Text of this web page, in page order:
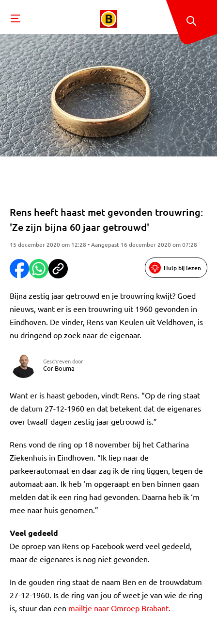
Rens heeft haast met gevonden trouwring:
'Ze zijn bijna 60 jaar getrouwd'
15 december 2020 om 12:28 • Aangepast 16 december 2020 om 07:28
Hulp bij lezen
Bijna zestig jaar getrouwd en je trouwring kwijt? Goed
nieuws, want er is een trouwring uit 1960 gevonden in
Eindhoven. De vinder, Rens van Keulen uit Veldhoven, is
nu dringend op zoek naar de eigenaar.
Geschreven door
Cor Bouma
Want er is haast geboden, vindt Rens. “Op de ring staat
de datum 27-12-1960 en dat betekent dat de eigenares
over twaalf dagen zestig jaar getrouwd is.”
Rens vond de ring op 18 november bij het Catharina
Ziekenhuis in Eindhoven. “Ik liep naar de
parkeerautomaat en daar zag ik de ring liggen, tegen de
automaat aan. Ik heb ‘m opgeraapt en ben binnen gaan
melden dat ik een ring had gevonden. Daarna heb ik ‘m
mee naar huis genomen.”
Veel gedeeld
De oproep van Rens op Facebook werd veel gedeeld,
maar de eigenares is nog niet gevonden.
In de gouden ring staat de naam Ben en de trouwdatum
27-12-1960. Is de ring van jou of weet je van wie de ring
is, stuur dan een mailtje naar Omroep Brabant.